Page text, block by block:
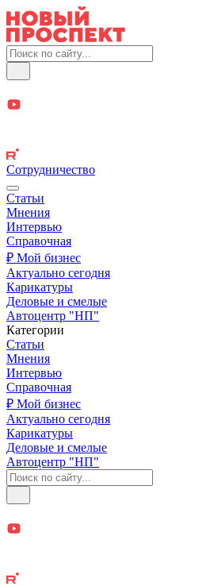
Сотрудничество
Статьи
Мнения
Интервью
Справочная
₽ Мой бизнес
Актуально сегодня
Карикатуры
Деловые и смелые
Автоцентр "НП"
Категории
Статьи
Мнения
Интервью
Справочная
₽ Мой бизнес
Актуально сегодня
Карикатуры
Деловые и смелые
Автоцентр "НП"